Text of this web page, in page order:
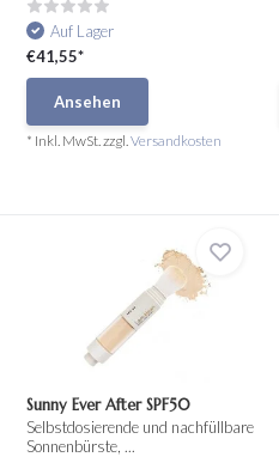
Auf Lager
€41,55*
Ansehen
* Inkl. MwSt. zzgl.Versandkosten
Sunny Ever After SPF50
Selbstdosierende und nachfüllbare
Sonnenbürste, ...